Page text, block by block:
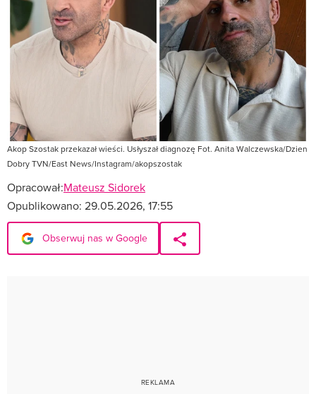
Akop Szostak przekazał wieści. Usłyszał diagnozę Fot. Anita Walczewska/Dzien
Dobry TVN/East News/Instagram/akopszostak
Opracował:Mateusz Sidorek
Opublikowano: 29.05.2026, 17:55
Obserwuj nas w Google